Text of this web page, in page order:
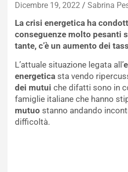
Dicembre 19, 2022 Sabrina
La crisi energetica ha
conseguenze molto pesanti
tante, c’è un aumento dei
L’attuale situazione legata all’
energetica sta vendo
dei mutui che difatti sono in
famiglie italiane che hanno
mutuo stanno andando
difficoltà.